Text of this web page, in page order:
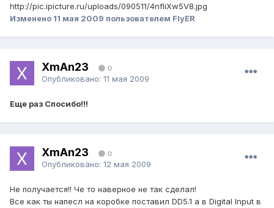
http://pic.ipicture.ru/uploads/090511/4nfliXw5V8.jpg
Изменено 11 мая 2009 пользователем FlyER
XmAn23 0
Опубликовано: 11 мая 2009
Еще раз Спосибо!!!
XmAn23 0
Опубликовано: 12 мая 2009
Не получается!! Че то наверное не так сделал!
Все как ты напесл на коробке поставил DD5.1 а в Digital Input в